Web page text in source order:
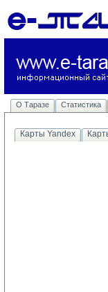
О Таразе Статистика
Карты Yandex